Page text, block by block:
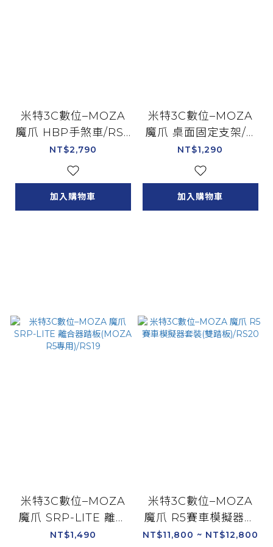
米特3C數位–MOZA
魔爪 HBP手煞車/RS3
1
NT$2,790
加入購物車
米特3C數位–MOZA
魔爪 桌面固定支架/R
S12
NT$1,290
加入購物車
米特3C數位–MOZA
魔爪 SRP-LITE 離合
器踏板(MOZA R5專
NT$1,490
米特3C數位–MOZA
魔爪 R5賽車模擬器套
裝(雙踏板)/RS20
NT$11,800 ~ NT$12,800